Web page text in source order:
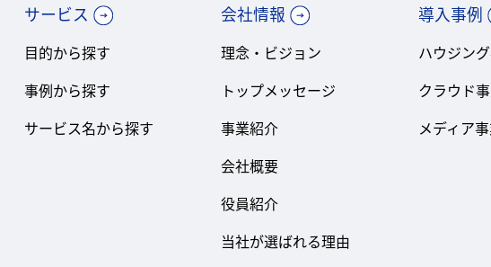
サービス
目的から探す
事例から探す
サービス名から探す
会社情報
理念・ビジョン
トップメッセージ
事業紹介
会社概要
役員紹介
当社が選ばれる理由
導入事例
ハウジン
クラウド
メディア